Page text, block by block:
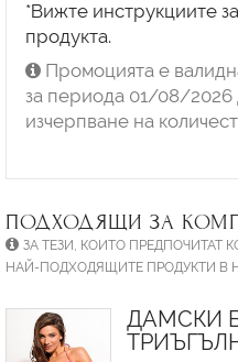
*Вижте инструкциите
продукта.
Промоцията е
за периода 01/08/
изчерпване на
ПОДХОДЯЩИ ЗА
ЗА ТЕЗИ, КОИТО ПРЕДПОЧИТАТ
НАЙ-ПОДХОДЯЩИТЕ ПРОДУКТИ В
ДАМСКИ